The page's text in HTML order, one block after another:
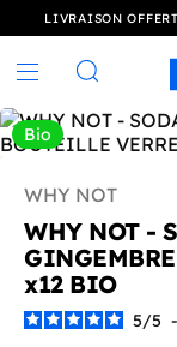
LIVRAISON
Bio
WHY NOT
WHY NOT -
x12 BIO
5/5 -